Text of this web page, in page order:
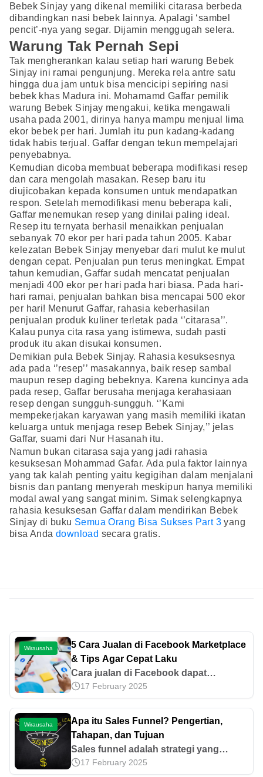
Bebek Sinjay yang dikenal memiliki citarasa berbeda
dibandingkan nasi bebek lainnya. Apalagi ‘sambel
pencit’-nya yang segar. Dijamin menggugah selera.
Warung Tak Pernah Sepi
Tak mengherankan kalau setiap hari warung Bebek
Sinjay ini ramai pengunjung. Mereka rela antre satu
hingga dua jam untuk bisa mencicipi sepiring nasi
bebek khas Madura ini. Mohamamd Gaffar pemilik
warung Bebek Sinjay mengakui, ketika mengawali
usaha pada 2001, dirinya hanya mampu menjual lima
ekor bebek per hari. Jumlah itu pun kadang-kadang
tidak habis terjual. Gaffar dengan tekun mempelajari
penyebabnya.
Kemudian dicoba membuat beberapa modifikasi resep
dan cara mengolah masakan. Resep baru itu
diujicobakan kepada konsumen untuk mendapatkan
respon. Setelah memodifikasi menu beberapa kali,
Gaffar menemukan resep yang dinilai paling ideal.
Resep itu ternyata berhasil menaikkan penjualan
sebanyak 70 ekor per hari pada tahun 2005. Kabar
kelezatan Bebek Sinjay menyebar dari mulut ke mulut
dengan cepat. Penjualan pun terus meningkat. Empat
tahun kemudian, Gaffar sudah mencatat penjualan
menjadi 400 ekor per hari pada hari biasa. Pada hari-
hari ramai, penjualan bahkan bisa mencapai 500 ekor
per hari! Menurut Gaffar, rahasia keberhasilan
penjualan produk kuliner terletak pada ‘’citarasa’’.
Kalau punya cita rasa yang istimewa, sudah pasti
produk itu akan disukai konsumen.
Demikian pula Bebek Sinjay. Rahasia kesuksesnya
ada pada ‘’resep’’ masakannya, baik resep sambal
maupun resep daging bebeknya. Karena kuncinya ada
pada resep, Gaffar berusaha menjaga kerahasiaan
resep dengan sungguh-sungguh. ‘’Kami
mempekerjakan karyawan yang masih memiliki ikatan
keluarga untuk menjaga resep Bebek Sinjay,’’ jelas
Gaffar, suami dari Nur Hasanah itu.
Namun bukan citarasa saja yang jadi rahasia
kesuksesan Mohammad Gafar. Ada pula faktor lainnya
yang tak kalah penting yaitu kegigihan dalam menjalani
bisnis dan pantang menyerah meskipun hanya memiliki
modal awal yang sangat minim. Simak selengkapnya
rahasia kesuksesan Gaffar dalam mendirikan Bebek
Sinjay di buku Semua Orang Bisa Sukses Part 3 yang
bisa Andadownload secara gratis.
Wirausaha
5 Cara Jualan di Facebook Marketplace
& Tips Agar Cepat Laku
Cara jualan di Facebook dapat
dilakukan dengan cara membuat akun
bisnis terlebih dahulu. Yuk, ketahui
informasi terkait langkah-langkah
lainnya di artikel ini!
17 February 2025
Wirausaha
Apa itu Sales Funnel? Pengertian,
Tahapan, dan Tujuan
Sales funnel adalah strategi yang
diterapkan untuk memetakan
17 February 2025